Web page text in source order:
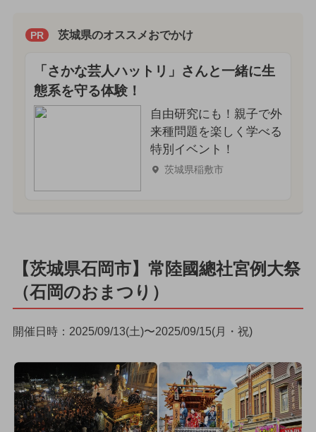
PR 茨城県のオススメおでかけ
「さかな芸人ハットリ」さんと一緒に生
態系を守る体験！
自由研究にも！親子で外
来種問題を楽しく学べる
特別イベント！
茨城県稲敷市
【茨城県石岡市】常陸國總社宮例大祭
（石岡のおまつり）
開催日時：2025/09/13(土)〜2025/09/15(月・祝)